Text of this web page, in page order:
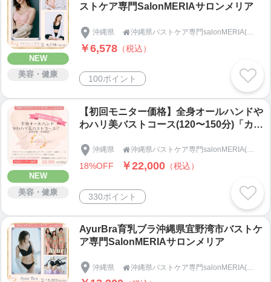
NEW
美容・健康
ストケア専門SalonMERIAサロンメリア
沖縄県  沖縄県バストケア専門salonMERIA(サロンメリア)
￥6,578 （税込）
100ポイント
NEW
美容・健康
【初回モニター価格】全身オールハンドや
わハリ美バストコース(120〜150分)「カウ
中・筋膜リリース×下着フィッティング×
セルフケア」沖縄県宜野湾市バストケア専
沖縄県  沖縄県バストケア専門salonMERIA(サロンメリア)
18%OFF ￥22,000 （税込）
330ポイント
AyurBra育乳ブラ沖縄県宜野湾市バストケ
ア専門SalonMERIAサロンメリア
沖縄県  沖縄県バストケア専門salonMERIA(サロンメリア)